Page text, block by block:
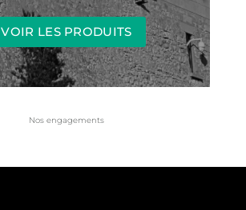
VOIR LES PRODUITS
Nos engagements